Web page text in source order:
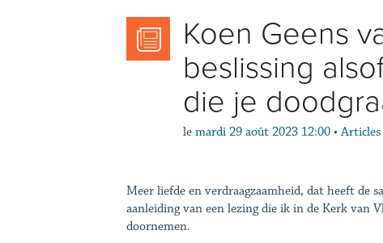
Koen Geens
beslissing
die je
le mardi 29 août 2023 12:00 • Articles
Meer liefde en verdraagzaamheid, dat heeft de
aanleiding van een lezing die ik in de Kerk van
doornemen.